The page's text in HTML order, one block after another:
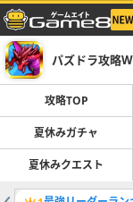
パズドラ攻略
攻略TOP
夏休みガチャ
夏休みクエスト